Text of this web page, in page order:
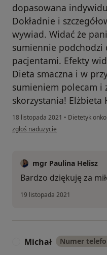
dopasowana
Dokładnie i
wywiad. Widać że
sumiennie podchodzi
pacjentami. Efekty
Dieta smaczna i w
sumieniem polecam i
skorzystania! Elżbieta
18 listopada 2021 • Dietetyk
w opinii użytkownika Elżbieta K
zgłoś nadużycie
mgr Paulina Helisz
Bardzo dziękuję za
19 listopada 2021
Michał Numer